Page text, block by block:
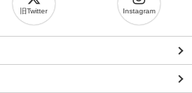
旧Twitter Instagram